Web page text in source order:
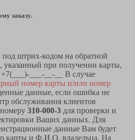
заказу.
штрих-кодом на обратной
указанный при получении карты,
___-__-__ В случае
номер карты и/или номер
данные, если ошибка не
обслуживания клиентов
310-000-3 для проверки и
Ваших данных. Для
данные Вам будет
карты и Ф.И.О. владельца. На